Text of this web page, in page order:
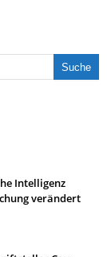
Intelligenz
verändert